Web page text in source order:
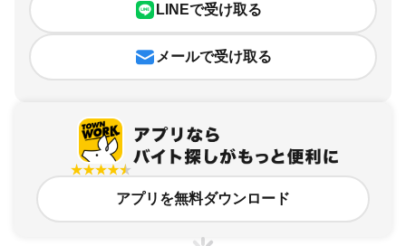
LINEで受け取る
メールで受け取る
アプリを無料ダウンロード